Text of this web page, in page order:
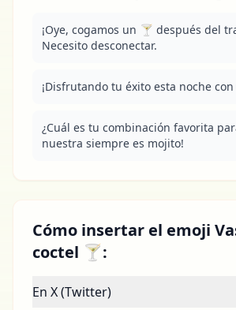
¡Oye, cogamos un 🍸 después del
Necesito desconectar.
¡Disfrutando tu éxito esta noche
¿Cuál es tu combinación favorita
nuestra siempre es mojito!
Cómo insertar el emoji
coctel 🍸:
En X (Twitter)